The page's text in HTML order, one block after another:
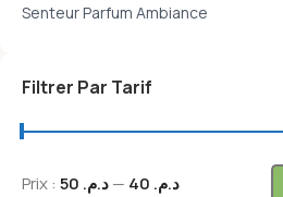
Senteur Parfum Ambiance
Filtrer Par Tarif
Prix : د.م. 40 —د.م. 50